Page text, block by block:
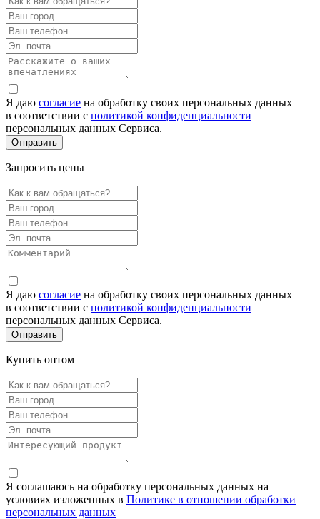
Я даю согласие на обработку своих персональных данных
в соответствии с политикой конфиденциальности
персональных данных Сервиса.
Запросить цены
Я даю согласие на обработку своих персональных данных
в соответствии с политикой конфиденциальности
персональных данных Сервиса.
Купить оптом
Я соглашаюсь на обработку персональных данных на
условиях изложенных в Политике в отношении обработки
персональных данных